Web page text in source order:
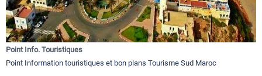
Point Info. Touristiques
Point Information touristiques et bon plans Tourisme Sud Maroc